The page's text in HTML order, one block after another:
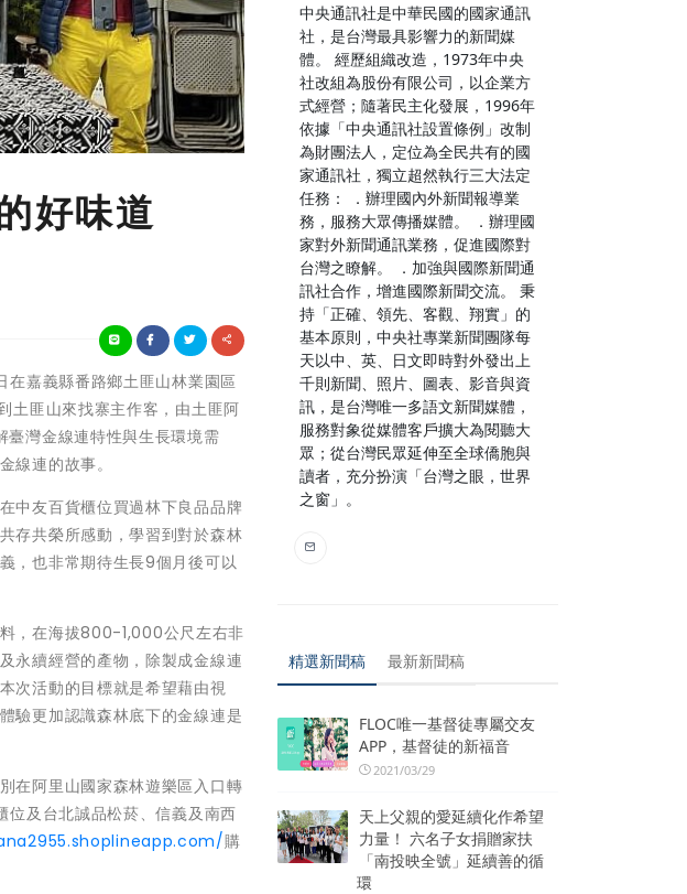
好味道
嘉義縣番路鄉土匪山林業園區
土匪山來找寨主作客，由土匪阿
灣金線連特性與生長環境需
線連的故事。
中友百貨櫃位買過林下良品品牌
存共榮所感動，學習到對於森林
，也非常期待生長9個月後可以
，在海拔800-1,000公尺左右非
永續經營的產物，除製成金線連
次活動的目標就是希望藉由視
驗更加認識森林底下的金線連是
在阿里山國家森林遊樂區入口轉
及台北誠品松菸、信義及南西
購
中央通訊社是中華民國的國家通訊
社，是台灣最具影響力的新聞媒
體。 經歷組織改造，1973年中央
社改組為股份有限公司，以企業方
式經營；隨著民主化發展，1996年
依據「中央通訊社設置條例」改制
為財團法人，定位為全民共有的國
家通訊社，獨立超然執行三大法定
任務： ．辦理國內外新聞報導業
務，服務大眾傳播媒體。 ．辦理國
家對外新聞通訊業務，促進國際對
台灣之瞭解。 ．加強與國際新聞通
訊社合作，增進國際新聞交流。 秉
持「正確、領先、客觀、翔實」的
基本原則，中央社專業新聞團隊每
天以中、英、日文即時對外發出上
千則新聞、照片、圖表、影音與資
訊，是台灣唯一多語文新聞媒體，
服務對象從媒體客戶擴大為閱聽大
眾；從台灣民眾延伸至全球僑胞與
讀者，充分扮演「台灣之眼，世界
之窗」。
精選新聞稿 最新新聞稿
FLOC唯一基督徒專屬交友
APP，基督徒的新福音
2021/03/29
天上父親的愛延續化作希望
力量！ 六名子女捐贈家扶
「南投映全號」延續善的循
環